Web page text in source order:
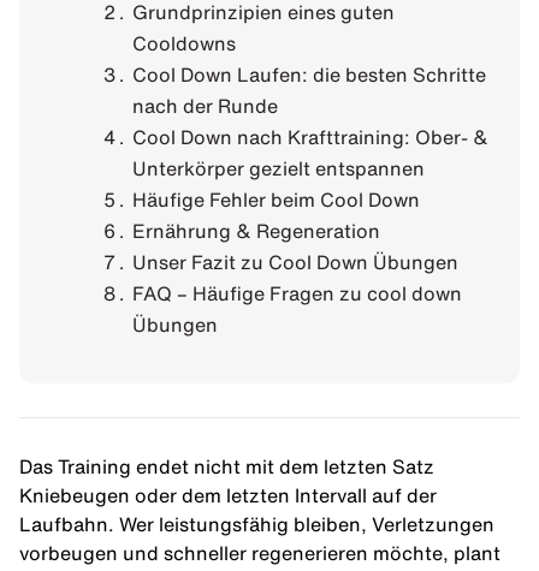
Grundprinzipien eines guten
Cooldowns
Cool Down Laufen: die besten Schritte
nach der Runde
Cool Down nach Krafttraining: Ober- &
Unterkörper gezielt entspannen
Häufige Fehler beim Cool Down
Ernährung & Regeneration
Unser Fazit zu Cool Down Übungen
FAQ – Häufige Fragen zu cool down
Übungen
Das Training endet nicht mit dem letzten Satz
Kniebeugen oder dem letzten Intervall auf der
Laufbahn. Wer leistungsfähig bleiben, Verletzungen
vorbeugen und schneller regenerieren möchte, plant